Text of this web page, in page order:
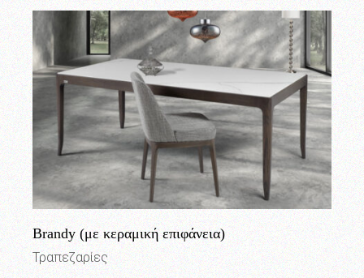
Brandy (με κεραμική επιφάνεια)
Τραπεζαρίες